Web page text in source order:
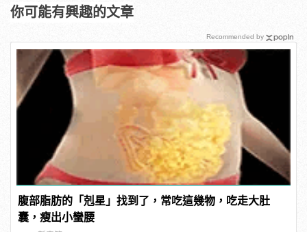
你可能有興趣的文章
腹部脂肪的「剋星」找到了，常吃這幾物，吃走大肚
囊，瘦出小蠻腰
Recommended by